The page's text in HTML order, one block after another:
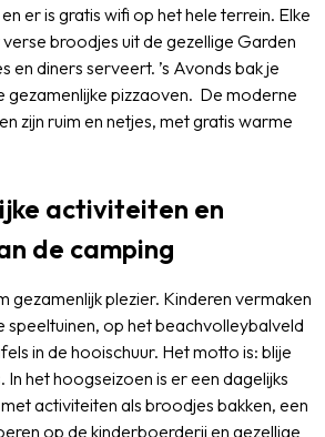
er is gratis wifi op het hele terrein. Elke
broodjes uit de gezellige Garden
en diners serveert. ’s Avonds bak je
gezamenlijke pizzaoven. De moderne
zijn ruim en netjes, met gratis warme
activiteiten en
de camping
gezamenlijk plezier. Kinderen vermaken
speeltuinen, op het beachvolleybalveld
in de hooischuur. Het motto is: blije
In het hoogseizoen is er een dagelijks
activiteiten als broodjes bakken, een
op de kinderboerderij en gezellige